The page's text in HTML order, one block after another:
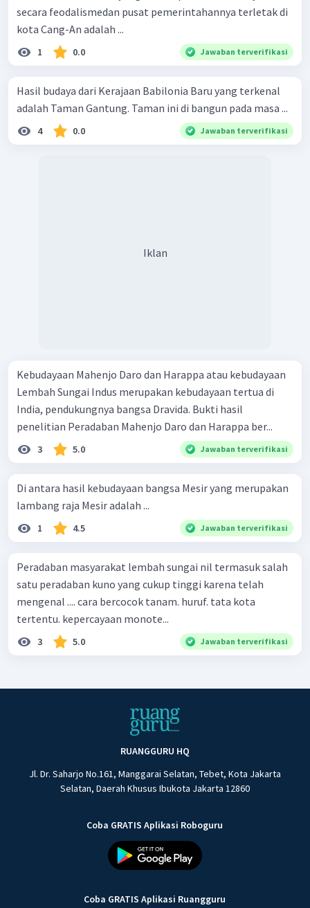
secara feodalismedan pusat pemerintahannya terletak di
kota Cang-An adalah ...
1 0.0 Jawaban terverifikasi
Hasil budaya dari Kerajaan Babilonia Baru yang terkenal
adalah Taman Gantung. Taman ini di bangun pada masa ...
4 0.0 Jawaban terverifikasi
Iklan
Kebudayaan Mahenjo Daro dan Harappa atau kebudayaan
Lembah Sungai Indus merupakan kebudayaan tertua di
India, pendukungnya bangsa Dravida. Bukti hasil
penelitian Peradaban Mahenjo Daro dan Harappa ber...
3 5.0 Jawaban terverifikasi
Di antara hasil kebudayaan bangsa Mesir yang merupakan
lambang raja Mesir adalah ...
1 4.5 Jawaban terverifikasi
Peradaban masyarakat lembah sungai nil termasuk salah
satu peradaban kuno yang cukup tinggi karena telah
mengenal .... cara bercocok tanam. huruf. tata kota
tertentu. kepercayaan monote...
3 5.0 Jawaban terverifikasi
RUANGGURU HQ
Jl. Dr. Saharjo No.161, Manggarai Selatan, Tebet, Kota Jakarta
Selatan, Daerah Khusus Ibukota Jakarta 12860
Coba GRATIS Aplikasi Roboguru
Coba GRATIS Aplikasi Ruangguru